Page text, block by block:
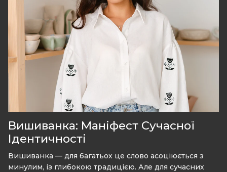
Вишиванка: Маніфест Сучасної
Ідентичності
Вишиванка — для багатьох це слово асоціюється з
минулим, із глибокою традицією. Але для сучасних